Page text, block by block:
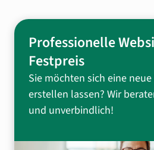
Professionelle
Festpreis
Sie möchten sich eine
erstellen lassen? Wir
und unverbindlich!